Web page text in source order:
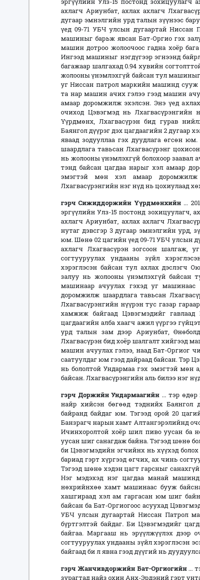
ахлагч Ариунбат, ахлах ахлагч
дугаар эмнэлгийн урд талын зүүнээс
үед 09-71 УБЧ улсын дугаартай Ниссан
машиныг барьж явсан Бат-Оргио гэх
машин дотроо жолоочоос гадна хоёр
Ингээд машиныг нэгдүгээр эгнээнд
багажаар шалгахад 0.94 хувийн
жолооны үнэмлэхгүй байсан тул
уг Ниссан патрол маркийн машинд сууж
та нар машин ачих гэлээ гээд машин
амаар доромжилж эхэлсэн. Энэ үед
очиход Цэвэгмэд нь Лхагвасүрэнгийн
Үүрдмөнх, Лхагвасүрэн бид гурав
Баянгол дүүрэг дэх цагдаагийн 2 дугаар
яваад зодууллаа гэх дуудлага өгсөн
шаардлага тавьсан Лхагвасүрэнг
нь жолооны үнэмлэхгүй болохоор заавал
тэнд байсан цагдаа нарыг хэл амаар
эмэгтэй мөн хэл амаар доромжилж
Лхагвасүрэнгийн нэг нүд нь цохиулаад
гэрч Сижиддоржийн Үүрдмөнхийн...
эргүүлийн Улз-15 постонд зохицуулагч,
ахлагч Ариунбат, ахлах ахлагч
нутаг дэвсгэр 3 дугаар эмнэлгийн урд,
юм. Шөнө 02 цагийн үед 09-71 УБЧ улсын
ахлагч Лхагвасүрэн зогсоон шалгаж,
согтууруулах ундааны зүйл
хэрэглэсэн байсан тул ахлах дэслэгч
залуу нь жолооны үнэмлэхгүй байсан
машинаар ачуулах гэхэд уг машинаас
доромжилж шаардлага тавьсан
Лхагвасүрэнгийн нүүрэн тус газар
хамжиж байгаад Цэвэгмэдийг гавлаад
цагдаагийн алба хаагч ажил үүргээ
урд талын зам дээр Ариунбат,
Лхагвасүрэн бид хоёр шалгалт хийгээд
машин ачуулах гэлээ, наад Бат-Оргиог
саатуулдаг юм гээд дайраад байсан. Тэр
нь бололтой Ундармаа гэх эмэгтэй мөн
байсан. Лхагвасүрэнгийн аль билээ нэг
гэрч Доржийн Ундармаагийн ... тэр
найр хийсэн бөгөөд тэднийх Баянгол
байранд байдаг юм. Тэгээд орой 20
Банзрагч нарын хамт Алтангэрэлийнд
Ичинхоролтой хоёр шил пиво уусан ба
уусан шиг санагдаж байна. Тэгээд шөнө
би Цэвэгмэдийн эгчийнх нь хүүхэд
бариад гэрт хүргээд өгчих, ах чинь
Тэгээд шөнө хэдэн цагт гарсныг
Нэг мэдэхэд нэг цагдаа манай
нөхрийнхөө хамт машинаас бууж
хашгираад хэл ам гаргасан юм шиг
байсан ба Бат-Оргиогоос асуухад
УБЧ улсын дугаартай Ниссан Патрол
бүртгэлтэй байдаг. Би Цэвэгмэдийг
байгаа. Маргааш нь эрүүлжүүлэх дээр
согтууруулах ундааны зүйл хэрэглэсэн
байгаад би л явна гээд дүүгий нь
гэрч Жанчивдоржийн Бат-Оргиогийн...
зурагтад найз охин Анх-Эрдэний гэрт